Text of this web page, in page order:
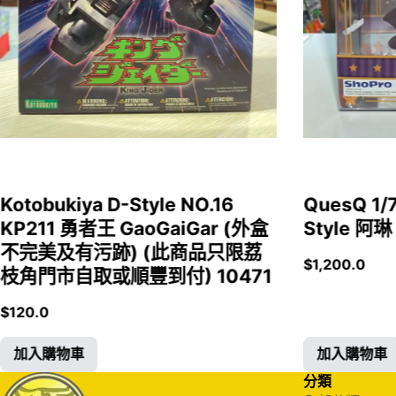
Kotobukiya D-Style NO.16
KP211 勇者王 GaoGaiGar (外盒
不完美及有污跡) (此商品只限荔
枝角門市自取或順豐到付) 10471
$120.0
加入購物車
QuesQ 1/
Style 阿
$1,200.0
加入購物車
分類